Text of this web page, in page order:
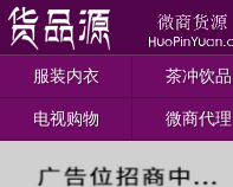
服装内衣 茶冲饮品
电视购物 微商代理